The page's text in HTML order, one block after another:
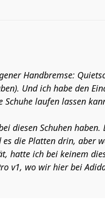
Handbremse:
Und ich habe den
laufen lassen
diesen Schuhen haben.
die Platten drin, aber
hatte ich bei keinem
v1, wo wir hier bei